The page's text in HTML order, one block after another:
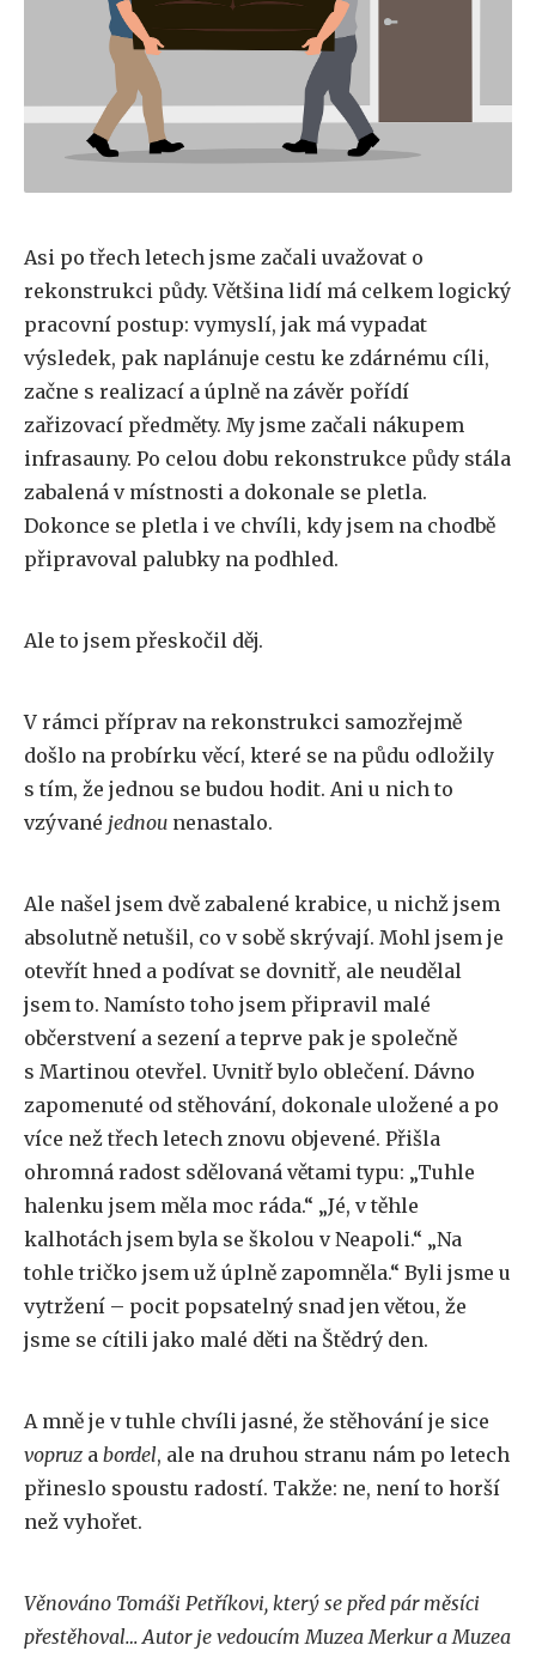
Asi po třech letech jsme začali uvažovat o
rekonstrukci půdy. Většina lidí má celkem logický
pracovní postup: vymyslí, jak má vypadat
výsledek, pak naplánuje cestu ke zdárnému cíli,
začne s realizací a úplně na závěr pořídí
zařizovací předměty. My jsme začali nákupem
infrasauny. Po celou dobu rekonstrukce půdy stála
zabalená v místnosti a dokonale se pletla.
Dokonce se pletla i ve chvíli, kdy jsem na chodbě
připravoval palubky na podhled.
Ale to jsem přeskočil děj.
V rámci příprav na rekonstrukci samozřejmě
došlo na probírku věcí, které se na půdu odložily
s tím, že jednou se budou hodit. Ani u nich to
vzývané jednou nenastalo.
Ale našel jsem dvě zabalené krabice, u nichž jsem
absolutně netušil, co v sobě skrývají. Mohl jsem je
otevřít hned a podívat se dovnitř, ale neudělal
jsem to. Namísto toho jsem připravil malé
občerstvení a sezení a teprve pak je společně
s Martinou otevřel. Uvnitř bylo oblečení. Dávno
zapomenuté od stěhování, dokonale uložené a po
více než třech letech znovu objevené. Přišla
ohromná radost sdělovaná větami typu: „Tuhle
halenku jsem měla moc ráda.“ „Jé, v těhle
kalhotách jsem byla se školou v Neapoli.“ „Na
tohle tričko jsem už úplně zapomněla.“ Byli jsme u
vytržení – pocit popsatelný snad jen větou, že
jsme se cítili jako malé děti na Štědrý den.
A mně je v tuhle chvíli jasné, že stěhování je sice
vopruz a bordel, ale na druhou stranu nám po letech
přineslo spoustu radostí. Takže: ne, není to horší
než vyhořet.
Věnováno Tomáši Petříkovi, který se před pár měsíci
přestěhoval… Autor je vedoucím Muzea Merkur a Muzea